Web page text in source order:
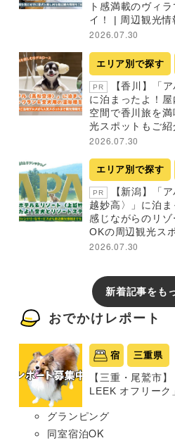
ト感満載のヴィ
イ！ | 周辺観光情
2026.07.30
エリア別で探す
PR
【香川】「
に泊まったよ！
空間で香川旅を
光スポットもご紹
2026.07.30
エリア別で探す
PR
【新潟】「
越妙高〉」に泊
感じながらのリ
OKの周辺観光ス
2026.07.30
新着記事をも
おでかけレポート
宿 三重県
【三重・尾鷲市
LEEK オフリーク
グランピング
同室宿泊OK